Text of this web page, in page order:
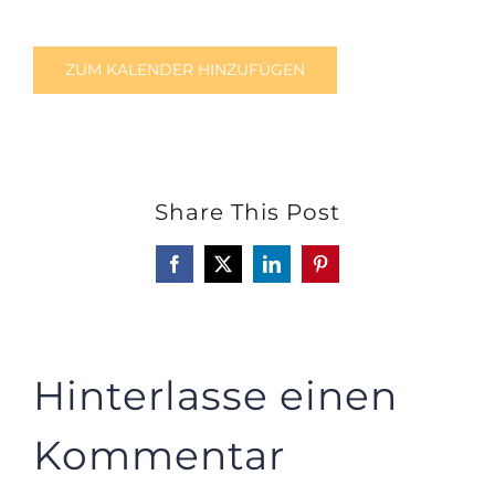
ZUM KALENDER HINZUFÜGEN
Share This Post
Facebook
X LinkedInPinterest
Hinterlasse einen
Kommentar